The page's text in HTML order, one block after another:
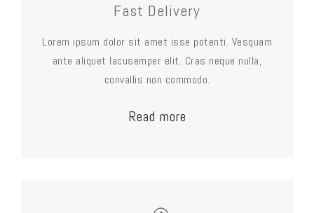
Fast Delivery
Lorem ipsum dolor sit amet isse potenti. Vesquam
ante aliquet lacusemper elit. Cras neque nulla,
convallis non commodo.
Read more